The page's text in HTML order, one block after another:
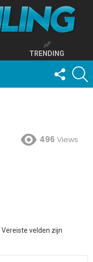
TRENDING
FOLLOW
US
496 Views
Vereiste velden zijn